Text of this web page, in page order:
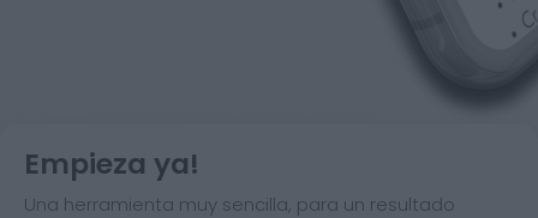
Empieza ya!
Una herramienta muy sencilla, para un resultado